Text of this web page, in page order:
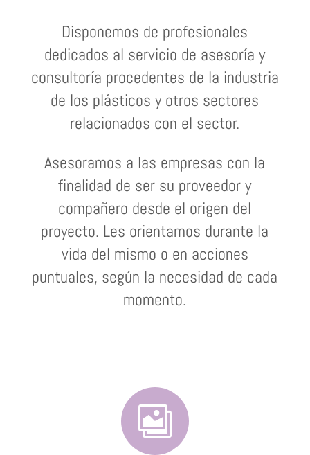
Disponemos de profesionales
dedicados al servicio de asesoría y
consultoría procedentes de la industria
de los plásticos y otros sectores
relacionados con el sector.
Asesoramos a las empresas con la
finalidad de ser su proveedor y
compañero desde el origen del
proyecto. Les orientamos durante la
vida del mismo o en acciones
puntuales, según la necesidad de cada
momento.
